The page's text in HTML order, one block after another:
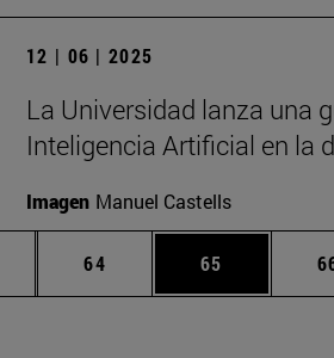
12 | 06 | 2025
La Universidad lanza una
Inteligencia Artificial en la
Imagen Manuel Castells
Páginas intermedias Use TAB para
Página
64 Página
65